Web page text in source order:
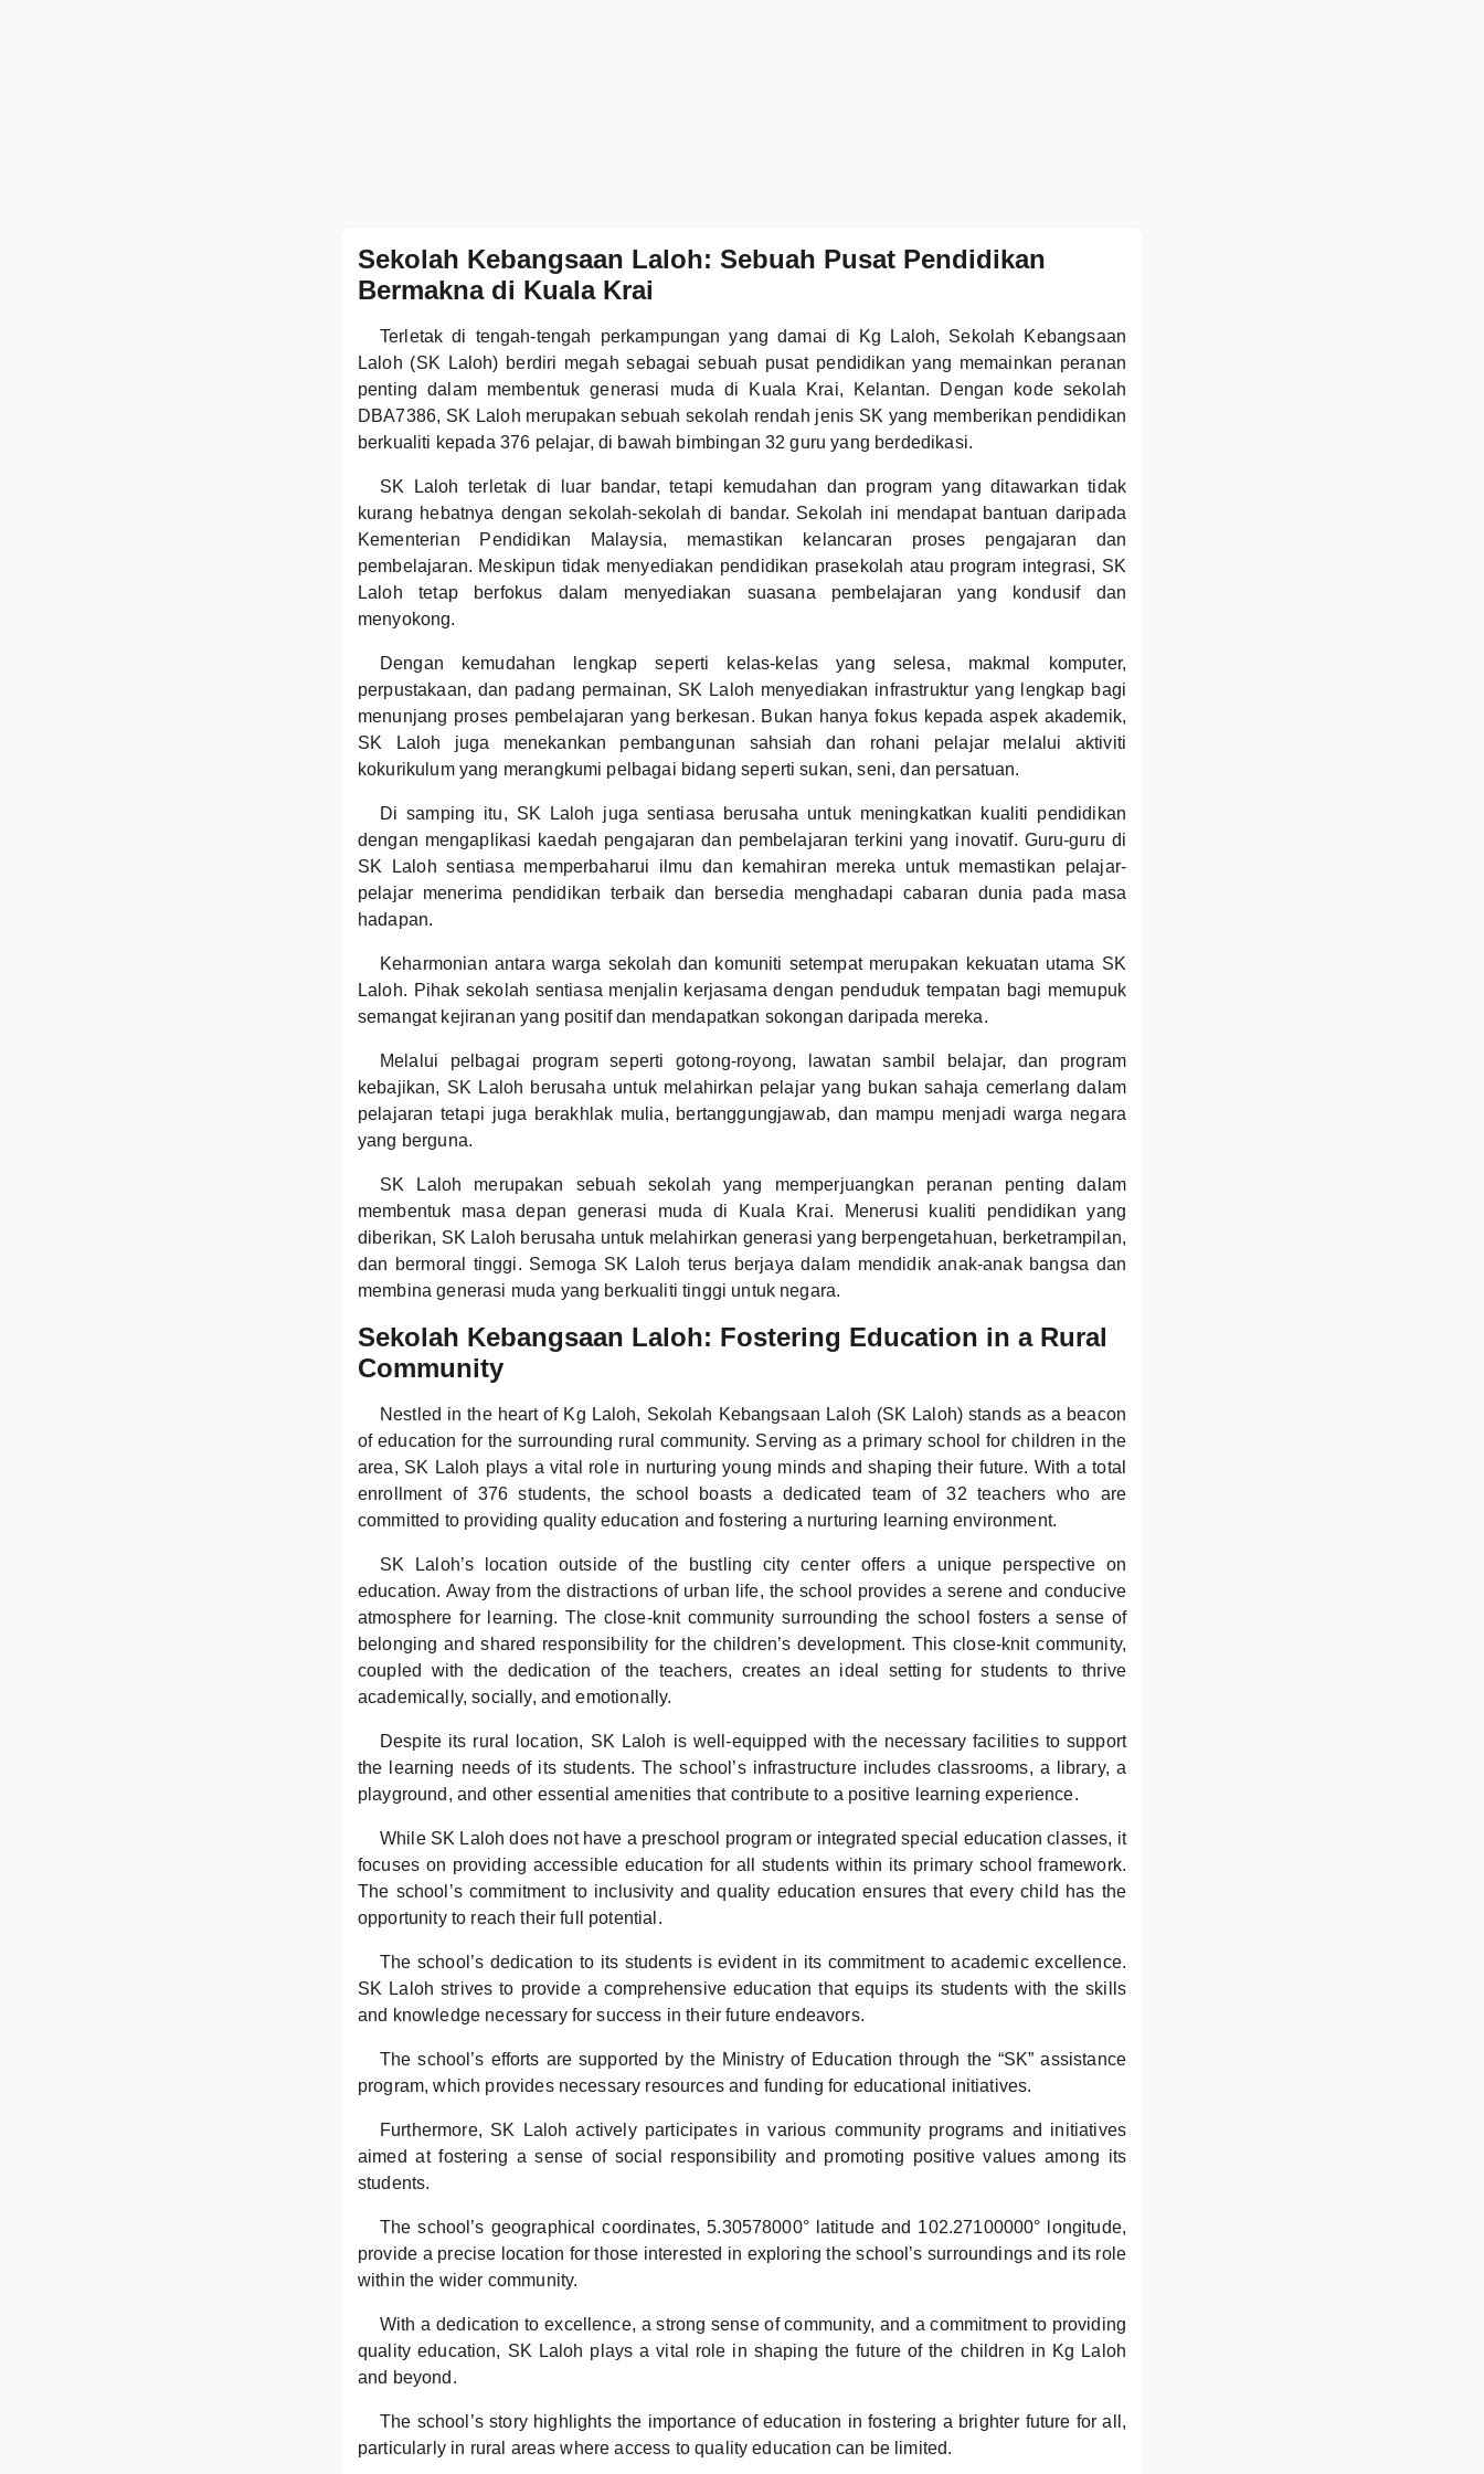
Sekolah Kebangsaan Laloh: Sebuah Pusat Pendidikan
Bermakna di Kuala Krai
Terletak di tengah-tengah perkampungan yang damai di Kg Laloh, Sekolah Kebangsaan
Laloh (SK Laloh) berdiri megah sebagai sebuah pusat pendidikan yang memainkan peranan
penting dalam membentuk generasi muda di Kuala Krai, Kelantan. Dengan kode sekolah
DBA7386, SK Laloh merupakan sebuah sekolah rendah jenis SK yang memberikan pendidikan
berkualiti kepada 376 pelajar, di bawah bimbingan 32 guru yang berdedikasi.
SK Laloh terletak di luar bandar, tetapi kemudahan dan program yang ditawarkan tidak
kurang hebatnya dengan sekolah-sekolah di bandar. Sekolah ini mendapat bantuan daripada
Kementerian Pendidikan Malaysia, memastikan kelancaran proses pengajaran dan
pembelajaran. Meskipun tidak menyediakan pendidikan prasekolah atau program integrasi, SK
Laloh tetap berfokus dalam menyediakan suasana pembelajaran yang kondusif dan
menyokong.
Dengan kemudahan lengkap seperti kelas-kelas yang selesa, makmal komputer,
perpustakaan, dan padang permainan, SK Laloh menyediakan infrastruktur yang lengkap bagi
menunjang proses pembelajaran yang berkesan. Bukan hanya fokus kepada aspek akademik,
SK Laloh juga menekankan pembangunan sahsiah dan rohani pelajar melalui aktiviti
kokurikulum yang merangkumi pelbagai bidang seperti sukan, seni, dan persatuan.
Di samping itu, SK Laloh juga sentiasa berusaha untuk meningkatkan kualiti pendidikan
dengan mengaplikasi kaedah pengajaran dan pembelajaran terkini yang inovatif. Guru-guru di
SK Laloh sentiasa memperbaharui ilmu dan kemahiran mereka untuk memastikan pelajar-
pelajar menerima pendidikan terbaik dan bersedia menghadapi cabaran dunia pada masa
hadapan.
Keharmonian antara warga sekolah dan komuniti setempat merupakan kekuatan utama SK
Laloh. Pihak sekolah sentiasa menjalin kerjasama dengan penduduk tempatan bagi memupuk
semangat kejiranan yang positif dan mendapatkan sokongan daripada mereka.
Melalui pelbagai program seperti gotong-royong, lawatan sambil belajar, dan program
kebajikan, SK Laloh berusaha untuk melahirkan pelajar yang bukan sahaja cemerlang dalam
pelajaran tetapi juga berakhlak mulia, bertanggungjawab, dan mampu menjadi warga negara
yang berguna.
SK Laloh merupakan sebuah sekolah yang memperjuangkan peranan penting dalam
membentuk masa depan generasi muda di Kuala Krai. Menerusi kualiti pendidikan yang
diberikan, SK Laloh berusaha untuk melahirkan generasi yang berpengetahuan, berketrampilan,
dan bermoral tinggi. Semoga SK Laloh terus berjaya dalam mendidik anak-anak bangsa dan
membina generasi muda yang berkualiti tinggi untuk negara.
Sekolah Kebangsaan Laloh: Fostering Education in a Rural
Community
Nestled in the heart of Kg Laloh, Sekolah Kebangsaan Laloh (SK Laloh) stands as a beacon
of education for the surrounding rural community. Serving as a primary school for children in the
area, SK Laloh plays a vital role in nurturing young minds and shaping their future. With a total
enrollment of 376 students, the school boasts a dedicated team of 32 teachers who are
committed to providing quality education and fostering a nurturing learning environment.
SK Laloh’s location outside of the bustling city center offers a unique perspective on
education. Away from the distractions of urban life, the school provides a serene and conducive
atmosphere for learning. The close-knit community surrounding the school fosters a sense of
belonging and shared responsibility for the children’s development. This close-knit community,
coupled with the dedication of the teachers, creates an ideal setting for students to thrive
academically, socially, and emotionally.
Despite its rural location, SK Laloh is well-equipped with the necessary facilities to support
the learning needs of its students. The school’s infrastructure includes classrooms, a library, a
playground, and other essential amenities that contribute to a positive learning experience.
While SK Laloh does not have a preschool program or integrated special education classes, it
focuses on providing accessible education for all students within its primary school framework.
The school’s commitment to inclusivity and quality education ensures that every child has the
opportunity to reach their full potential.
The school’s dedication to its students is evident in its commitment to academic excellence.
SK Laloh strives to provide a comprehensive education that equips its students with the skills
and knowledge necessary for success in their future endeavors.
The school’s efforts are supported by the Ministry of Education through the “SK” assistance
program, which provides necessary resources and funding for educational initiatives.
Furthermore, SK Laloh actively participates in various community programs and initiatives
aimed at fostering a sense of social responsibility and promoting positive values among its
students.
The school’s geographical coordinates, 5.30578000° latitude and 102.27100000° longitude,
provide a precise location for those interested in exploring the school’s surroundings and its role
within the wider community.
With a dedication to excellence, a strong sense of community, and a commitment to providing
quality education, SK Laloh plays a vital role in shaping the future of the children in Kg Laloh
and beyond.
The school’s story highlights the importance of education in fostering a brighter future for all,
particularly in rural areas where access to quality education can be limited.